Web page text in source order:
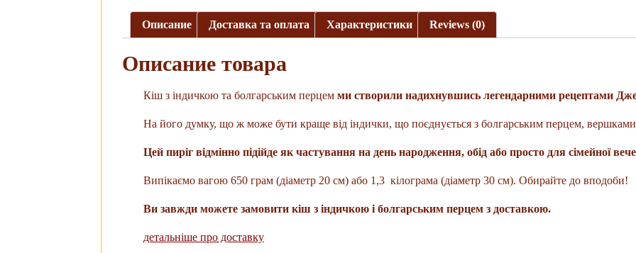
Описание Доставка та оплата Характеристики Reviews (0)
Описание товара
Кіш з індичкою та болгарським перцем ми створили надихнувшись легендарними рецептами
На його думку, що ж може бути краще від індички, що поєднується з болгарським перцем,
Цей пиріг відмінно підійде як частування на день народження, обід або просто для сімейної
Випікаємо вагою 650 грам (діаметр 20 см) або 1,3 кілограма (діаметр 30 см). Обирайте до вподоби!
Ви завжди можете замовити кіш з індичкою і болгарським перцем з доставкою.
детальніше про доставку